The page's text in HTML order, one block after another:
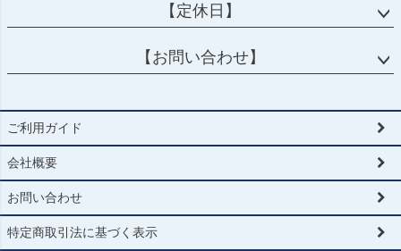
【定休日】
【お問い合わせ】
ご利用ガイド
会社概要
お問い合わせ
特定商取引法に基づく表示